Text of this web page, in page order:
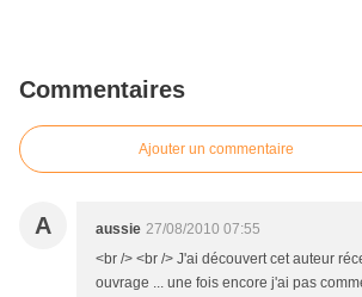
Commentaires
Ajouter un commentaire
A aussie 27/08/2010 07:55
<br /> <br /> J'ai découvert cet auteur
ouvrage ... une fois encore j'ai pas